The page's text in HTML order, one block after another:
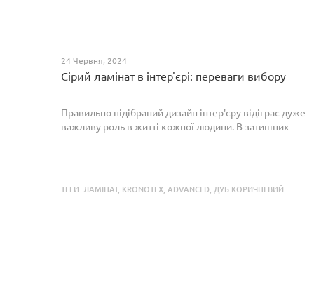
24 Червня, 2024
Сірий ламінат в інтер'єрі: переваги вибору
Правильно підібраний дизайн інтер'єру відіграє дуже
важливу роль в житті кожної людини. В затишних
ТЕГИ: ЛАМІНАТ, KRONOTEX ADVANCED ДУБ КОРИЧНЕВИЙ